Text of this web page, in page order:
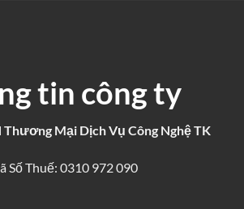
tin công ty
Thương Mại Dịch Vụ Công Nghệ TK
Số Thuế: 0310 972 090